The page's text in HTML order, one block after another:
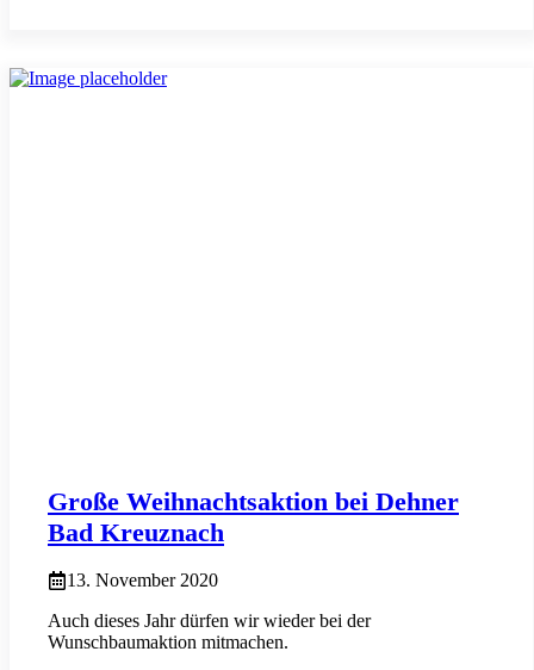
Große Weihnachtsaktion bei Dehner
Bad Kreuznach
13. November 2020
Auch dieses Jahr dürfen wir wieder bei der
Wunschbaumaktion mitmachen.